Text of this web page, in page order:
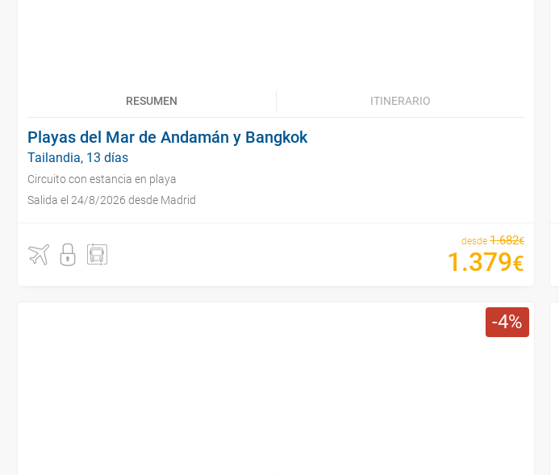
RESUMEN ITINERARIO
Playas del Mar de Andamán y Bangkok
Tailandia, 13 días
Circuito con estancia en playa
Salida el 24/8/2026 desde Madrid
desde 1.682€
1 .379€
4